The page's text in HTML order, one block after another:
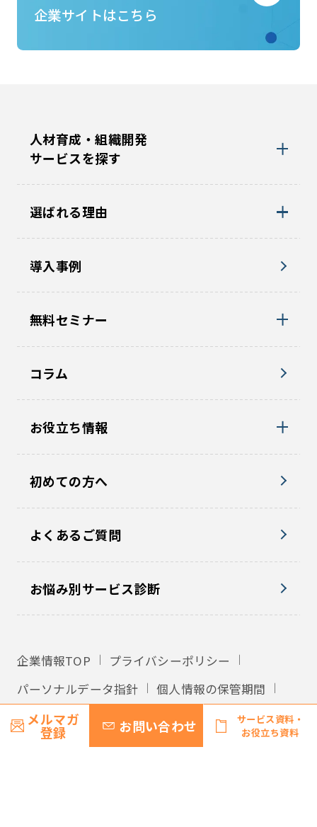
企業サイトはこちら
メルマガ
登録 お問い合わせ
サービス資料・
お役立ち資料
人材育成・組織開発
サービスを探す
選ばれる理由
導入事例
無料セミナー
コラム
お役立ち情報
初めての方へ
よくあるご質問
お悩み別サービス診断
企業情報TOP
プライバシーポリシー
パーソナルデータ指針
個人情報の保管期間
外国への個人情報の提供
利用規約
サイトマップ